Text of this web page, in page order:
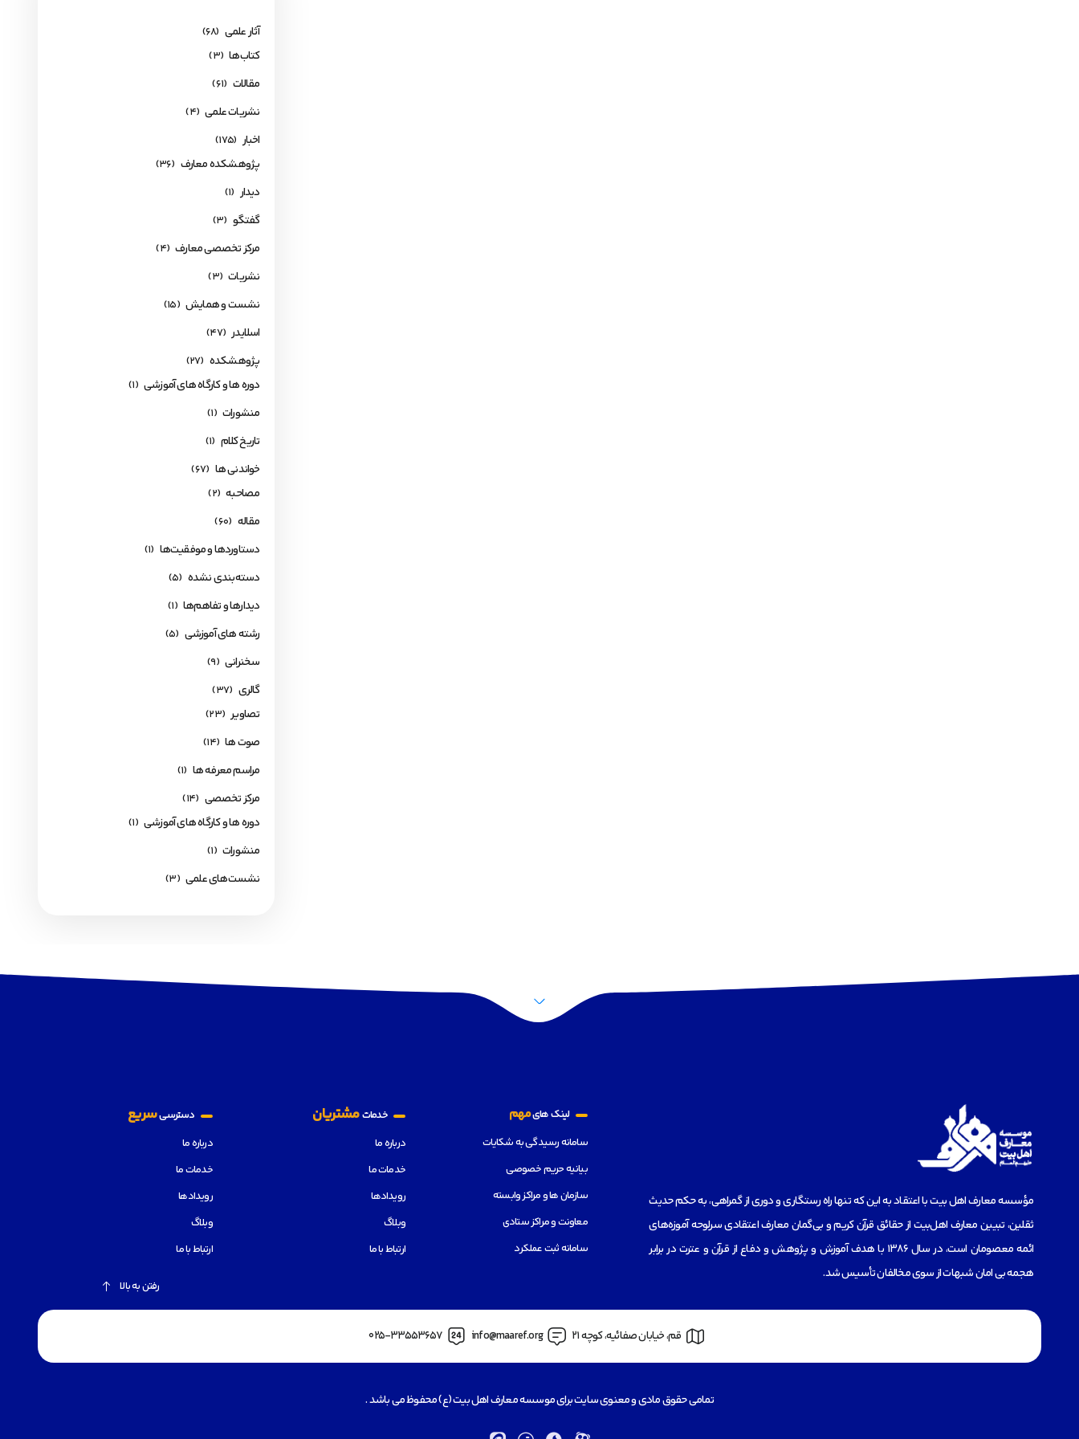
آثار علمی (68)
کتاب‌ها (3)
مقالات (61)
نشریات علمی (4)
اخبار (175)
پژوهشکده معارف (36)
دیدار (1)
گفتگو (3)
مرکز تخصصی معارف (4)
نشریات (3)
نشست و همایش (15)
اسلایدر (47)
پژوهشکده (27)
دوره ها و کارگاه های آموزشی (1)
منشورات (1)
تاریخ کلام (1)
خواندنی ها (67)
مصاحبه (2)
مقاله (60)
دستاوردها و موفقیت‌ها (1)
دسته‌بندی نشده (5)
دیدارها و تفاهم‌ها (1)
رشته های آموزشی (5)
سخنرانی (9)
گالری (37)
تصاویر (23)
صوت ها (14)
مراسم معرفه ها (1)
مرکز تخصصی (14)
دوره ها و کارگاه های آموزشی (1)
منشورات (1)
نشست‌های علمی (3)
مؤسسه‌ معارف اهل بیت با اعتقاد به این که تنها راه رستگاری و دوری از گمراهی، به حکم حدیث
ثقلین، تبیین معارف اهل‌بیت از حقائق قرآن کریم و بی‌گمان معارف اعتقادی سرلوحه آموزه‌های
ائمه معصومان است، در سال 1386 با هدف آموزش و پژوهش و دفاع از قرآن و عترت در برابر
هجمه بی امان شبهات از سوی مخالفان تأسیس شد.
لینک هایمهم
سامانه رسیدگی به شکایات
بیانیه حریم خصوصی
سازمان ها و مراکز وابسته
معاونت و مراکز ستادی
سامانه ثبت عملکرد
خدماتمشتریان
درباره ما
خدمات ما
رویدادها
وبلاگ
ارتباط با ما
دسترسیسریع
درباره ما
خدمات ما
رویدادها
وبلاگ
ارتباط با ما
رفتن به بالا
قم، خیابان صفائیه، کوچه 21 info@maaref.org
025-33553657
تمامی حقوق مادی و معنوی سایت برای موسسه معارف اهل بیت (ع) محفوظ می باشد .